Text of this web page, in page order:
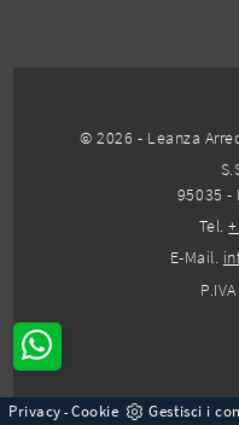
© 2026 - Leanza
95035 -
Tel.
E-Mail.
Privacy -Cookie Gestisci i